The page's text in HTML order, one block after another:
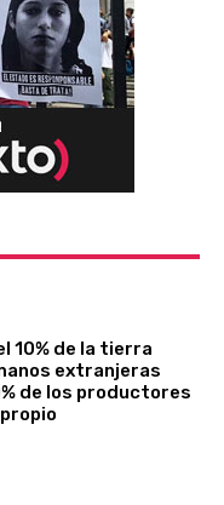
10% de la tierra
extranjeras
de los productores